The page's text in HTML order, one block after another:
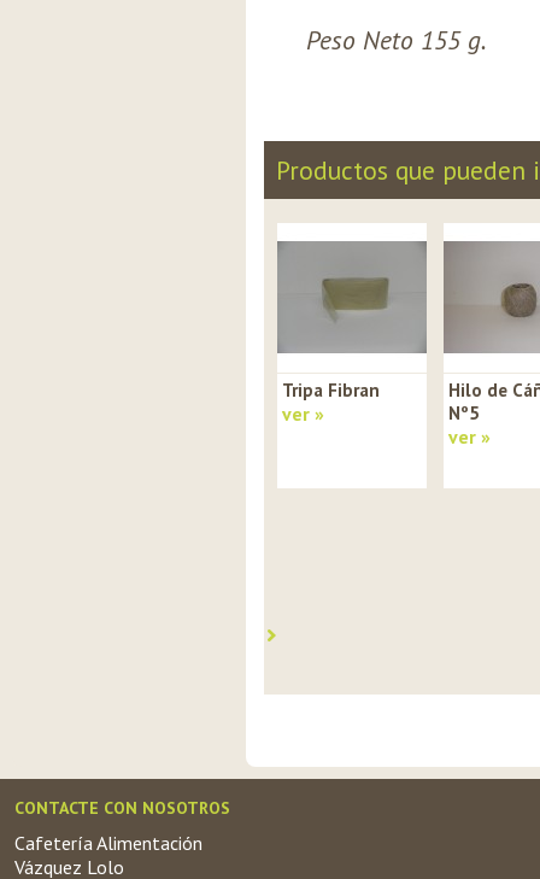
Peso Neto 155 g.
Productos que
Tripa Fibran
ver »
Hilo de
Nº5
ver »
CONTACTE CON NOSOTROS
Cafetería Alimentación
Vázquez Lolo